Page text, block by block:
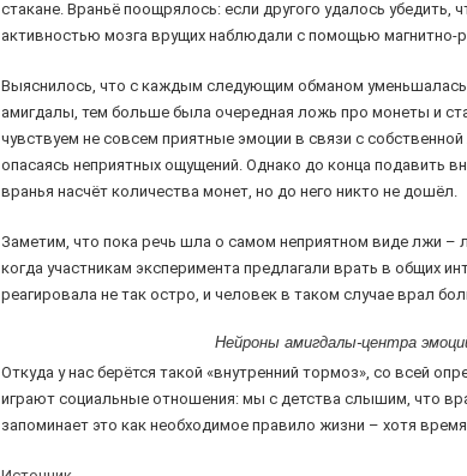
стакане. Враньё поощрялось: если другого удалось
активностью мозга врущих наблюдали с помощью магнитно-
Выяснилось, что с каждым следующим обманом уменьшалась
амигдалы, тем больше была очередная ложь про монеты и
чувствуем не совсем приятные эмоции в связи с
опасаясь неприятных ощущений. Однако до конца подавить
вранья насчёт количества монет, но до него никто не дошёл.
Заметим, что пока речь шла о самом неприятном виде лжи –
когда участникам эксперимента предлагали врать в общих
реагировала не так остро, и человек в таком случае врал
Нейроны амигдалы-центра
Откуда у нас берётся такой «внутренний тормоз», со всей
играют социальные отношения: мы с детства слышим, что
запоминает это как необходимое правило жизни – хотя